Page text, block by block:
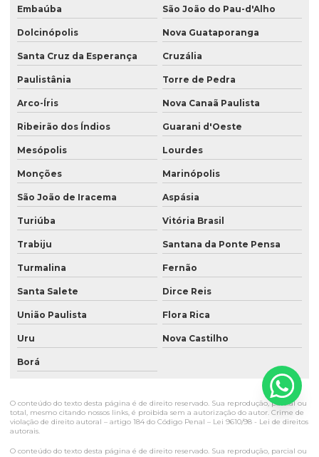
Embaúba São João do Pau-d'Alho
Dolcinópolis Nova Guataporanga
Santa Cruz da Esperança Cruzália
Paulistânia Torre de Pedra
Arco-Íris Nova Canaã Paulista
Ribeirão dos Índios Guarani d'Oeste
Mesópolis Lourdes
Monções Marinópolis
São João de Iracema Aspásia
Turiúba Vitória Brasil
Trabiju Santana da Ponte Pensa
Turmalina Fernão
Santa Salete Dirce Reis
União Paulista Flora Rica
Uru Nova Castilho
Borá
O conteúdo do texto desta página é de direito reservado. Sua reprodução, parcial ou
total, mesmo citando nossos links, é proibida sem a autorização do autor. Crime de
violação de direito autoral – artigo 184 do Código Penal – Lei 9610/98 - Lei de direitos
autorais.
O conteúdo do texto desta página é de direito reservado. Sua reprodução, parcial ou